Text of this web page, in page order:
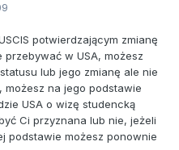
potwierdzającym zmianę
przebywać w USA, możesz
lub jego zmianę ale nie
możesz na jego podstawie
USA o wizę studencką
Ci przyznana lub nie, jeżeli
podstawie możesz ponownie